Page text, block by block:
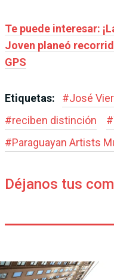
Te puede interesar:
Joven planeó
GPS
Etiquetas: #José
#reciben distinción #
#Paraguayan Artists
Déjanos tus